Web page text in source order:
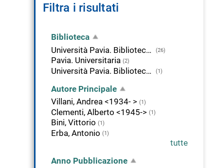
Filtra i risultati
Biblioteca
Università Pavia. Biblioteca della Scienza e della Tecnica
(26)
Pavia. Universitaria (2)
Università Pavia. Biblioteca di Studi Umanistici (1)
Autore Principale
Villani, Andrea <1934- > (1)
Clementi, Alberto <1945-> (1)
Bini, Vittorio (1)
Erba, Antonio (1)
tutte
Anno Pubblicazione